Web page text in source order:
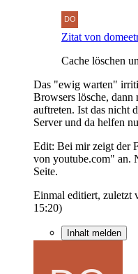
Zitat von
Cache löschen
Das "ewig warten"
Browsers lösche, dann
auftreten. Ist das nicht
Server und da helfen
Edit: Bei mir zeigt der
von youtube.com" an.
Seite.
Einmal editiert, zuletzt
15:20)
Inhalt melden